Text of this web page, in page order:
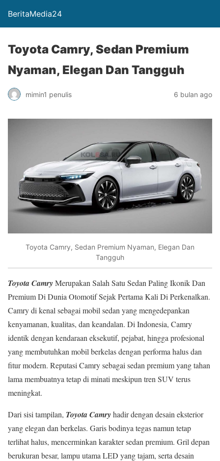
BeritaMedia24
Toyota Camry, Sedan Premium
Nyaman, Elegan Dan Tangguh
mimin1 penulis 6 bulan ago
Toyota Camry, Sedan Premium Nyaman, Elegan Dan
Tangguh
Toyota CamryMerupakan Salah Satu Sedan Paling Ikonik Dan
Premium Di Dunia Otomotif Sejak Pertama Kali Di Perkenalkan.
Camry di kenal sebagai mobil sedan yang mengedepankan
kenyamanan, kualitas, dan keandalan. Di Indonesia, Camry
identik dengan kendaraan eksekutif, pejabat, hingga profesional
yang membutuhkan mobil berkelas dengan performa halus dan
fitur modern. Reputasi Camry sebagai sedan premium yang tahan
lama membuatnya tetap di minati meskipun tren SUV terus
meningkat.
Dari sisi tampilan, Toyota Camryhadir dengan desain eksterior
yang elegan dan berkelas. Garis bodinya tegas namun tetap
terlihat halus, mencerminkan karakter sedan premium. Gril depan
berukuran besar, lampu utama LED yang tajam, serta desain